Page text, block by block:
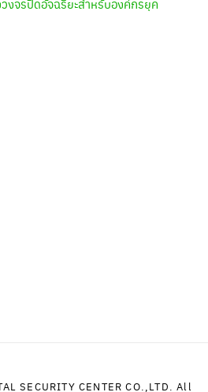
งจรปิดอัจฉริยะสำหรับองค์กรยุค
SECURITY CENTER CO.,LTD. All